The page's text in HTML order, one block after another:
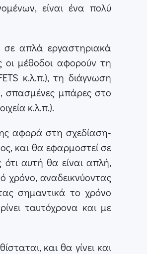
είναι ένα πολύ
σε απλά εργαστηριακά
οι μέθοδοι αφορούν τη
κ.λ.π.), τη διάγνωση
σπασμένες μπάρες στο
κ.λ.π.).
αφορά στη σχεδίαση-
και θα εφαρμοστεί σε
αυτή θα είναι απλή,
χρόνο, αναδεικνύοντας
σημαντικά το χρόνο
ταυτόχρονα και με
και θα γίνει και